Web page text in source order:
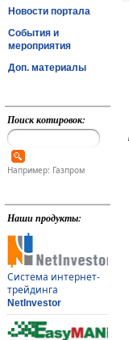
Новости портала
События и
мероприятия
Доп. материалы
Поиск котировок:
Например: Газпром
Наши продукты:
Система интернет-
трейдинга
NetInvestor